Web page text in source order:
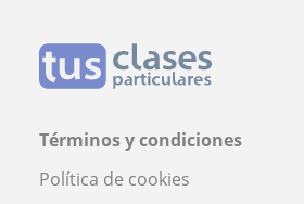
Términos y condiciones
Política de cookies